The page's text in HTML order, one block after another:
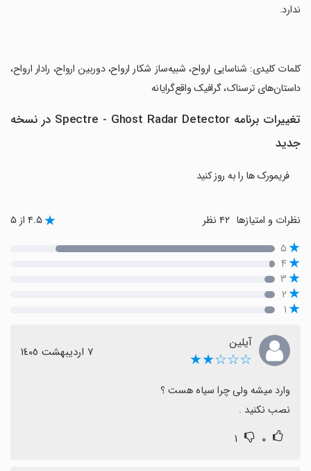
ندارد.
‏کلمات کلیدی: شناسایی ارواح، شبیه‌ساز شکار ارواح، دوربین ارواح، رادار ارواح،
داستان‌های ترسناک، گرافیک واقع‌گرایانه
تغییرات برنامه Spectre - Ghost Radar Detector در نسخه
جدید
فریمورک ها را به روز کنید
نظرات و امتیازها ۴.۵ از ۵
۵
۴
۳
۲
۱
آیلین
☆☆☆★★ ٧ اردیبهشت ١٤٠٥
نصب نکنید .
۰ ۱